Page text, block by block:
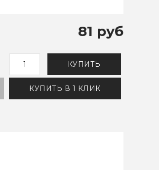
81 руб
КУПИТЬ
КУПИТЬ В 1 КЛИК